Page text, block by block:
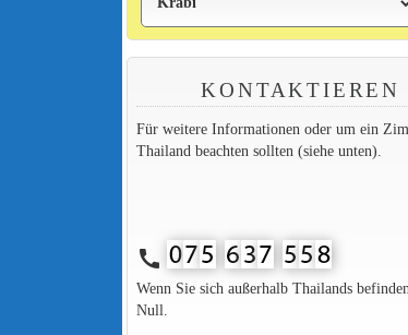
Für weitere Informationen oder um ein
Thailand beachten sollten (siehe unten).
call
Wenn Sie sich außerhalb Thailands
Null.